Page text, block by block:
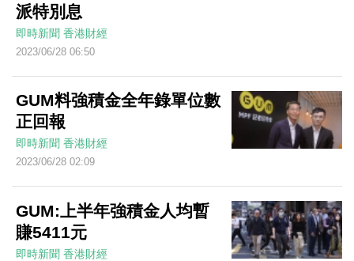
派特別息
即時新聞 香港財經
2023/06/28 06:50
GUM料強積金全年錄單位數
正回報
即時新聞 香港財經
2023/06/28 02:09
GUM:上半年強積金人均暫
賺5411元
即時新聞 香港財經